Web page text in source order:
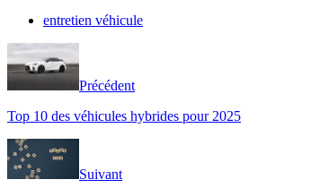
entretien véhicule
Précédent
Top 10 des véhicules hybrides pour 2025
Suivant